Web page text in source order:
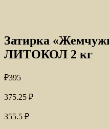
Затирка
ЛИТОКОЛ 2 кг
₽395
375.25 ₽
355.5 ₽